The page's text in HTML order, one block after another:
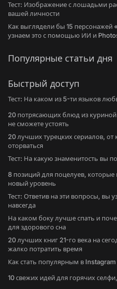
Тест: Изображение с лошадьми
вашей личности
Как выглядели бы 15 персонажей
узнаем это с помощью ИИ и
Популярные статьи дня
Быстрый доступ
Тест: На каком из 5-ти языков
20 потрясающих блюд из
не сможете устоять
20 лучших турецких сериалов,
оторваться
Тест: На какую знаменитость вы
8 позиций для поцелуев,
новый уровень
Тест: Ответив на эти вопросы, вы
навсегда
На каком боку лучше спать и
для здорового сна
20 лучших книг 21-го века на
жалко потратить время
Как стать популярным в Instagram
10 свежих идей для горячих